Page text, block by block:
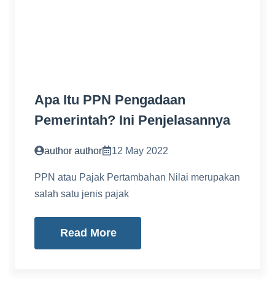
Apa Itu PPN Pengadaan
Pemerintah? Ini Penjelasannya
author author 12 May 2022
PPN atau Pajak Pertambahan Nilai merupakan
salah satu jenis pajak
Read More